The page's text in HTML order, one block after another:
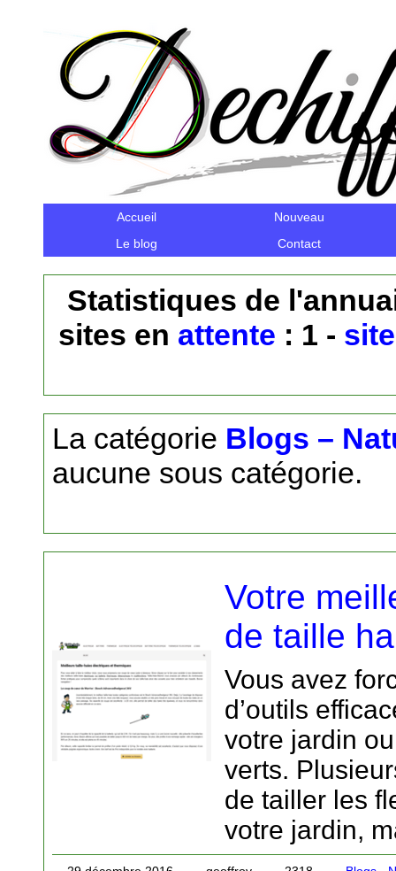
Accueil
Nouveau
Le blog
Contact
Statistiques de
sites en attente : 1 -
La catégorie Blogs –
aucune sous catégorie.
Votre
de taille
Vous avez
d’outils
votre jardin
verts.
de tailler les
votre jardin,